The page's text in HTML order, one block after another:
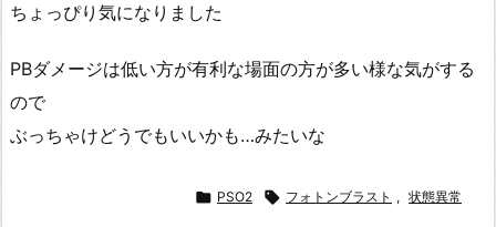
ちょっぴり気になりました
PBダメージは低い方が有利な場面の方が多い様な気がする
ので
ぶっちゃけどうでもいいかも…みたいな
 PSO2  フォトンブラスト , 状態異常